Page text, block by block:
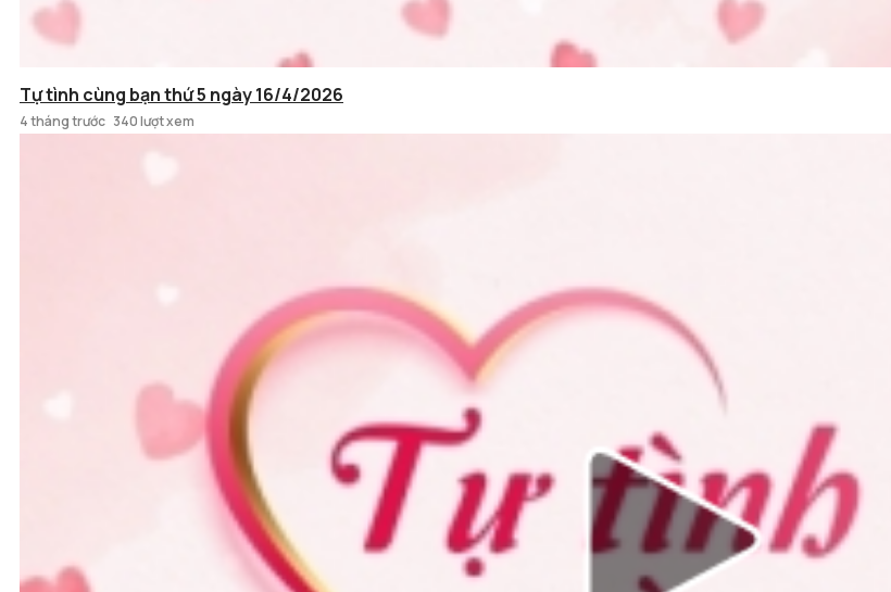
Tự tình cùng bạn thứ 5 ngày 16/4/2026
4 tháng trước 340 lượt xem